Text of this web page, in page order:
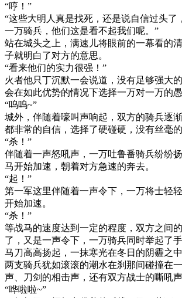
“哼！”
“这些大明人真是找死，还是说自信过头了
一万骑兵，他们这是看不起我们呢。”
站在城头之上，满速儿将眼前的一幕看的
子就明白了对方的意思。
“看来他们的实力很强！”
火者他只丁沉默一会说道，没有足够强大
会在如此优势的情况下选择一万对一万的愚
“呜呜~”
城外，伴随着嚎叫声响起，双方的骑兵逐
都非常的自信，选择了硬碰硬，没有丝毫的
“杀！”
伴随着一声怒吼声，一万吐鲁番骑兵纷纷
马开始加速，朝着对方急速的奔去。
“起！”
第一军这里伴随着一声令下，一万将士轻
开始加速。
“杀！”
等战马的速度达到一定的程度，双方之间
了，又是一声令下，一万骑兵同时举起了
马刀高高扬起，一抹寒光在冬日的阴霾之中
两支骑兵犹如滚滚的潮水在刹那间碰撞在
声、刀剑的相击声，还有双方战士的嘶吼声
“哗啦啦~”